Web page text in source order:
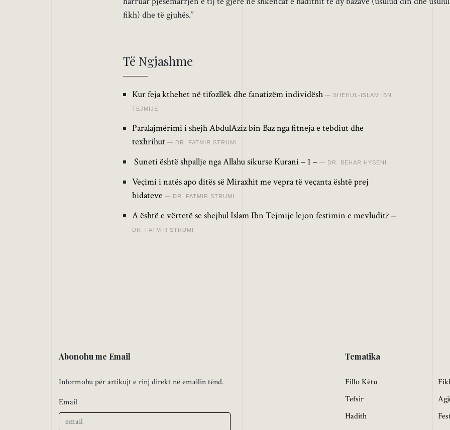
fikh) dhe të gjuhës.”
Të Ngjashme
Kur feja kthehet në tifozllëk dhe fanatizëm individësh SHEHUL-ISLAM IBN
TEJMIJE
Paralajmërimi i shejh AbdulAziz bin Baz nga fitneja e tebdiut dhe
texhrihut
DR. FATMIR STRUMI
Suneti është shpallje nga Allahu sikurse Kurani – 1 – DR. BEHAR HYSENI
Veçimi i natës apo ditës së Miraxhit me vepra të veçanta është prej
bidateve
DR. FATMIR STRUMI
A është e vërtetë se shejhul Islam Ibn Tejmije lejon festimin e mevludit?
DR. FATMIR STRUMI
Abonohu me Email
Informohu për artikujt e rinj direkt në emailin tënd.
Email
Tematika
Fillo Këtu
Tefsir
Hadith